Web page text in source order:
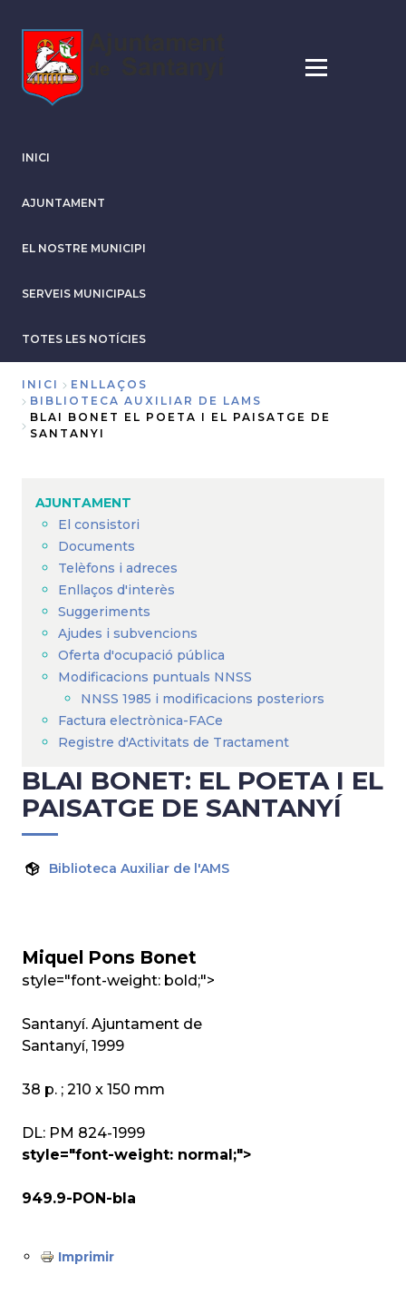
contingut
INICI
AJUNTAMENT
EL NOSTRE MUNICIPI
SERVEIS MUNICIPALS
TOTES LES NOTÍCIES
Fil
d'Ariadna
INICI
ENLLAÇOS
BIBLIOTECA AUXILIAR DE LAMS
BLAI BONET EL POETA I EL PAISATGE DE
SANTANYI
AJUNTAMENT
El consistori
Documents
Telèfons i adreces
Enllaços d'interès
Suggeriments
Ajudes i subvencions
Oferta d'ocupació pública
Modificacions puntuals NNSS
NNSS 1985 i modificacions posteriors
Factura electrònica-FACe
Registre d'Activitats de Tractament
BLAI BONET: EL POETA I EL
PAISATGE DE SANTANYÍ
Biblioteca Auxiliar de l'AMS
Miquel Pons Bonet
style="font-weight: bold;">
Santanyí. Ajuntament de
Santanyí, 1999
38 p. ; 210 x 150 mm
DL: PM 824-1999
style="font-weight: normal;">
949.9-PON-bla
Imprimir